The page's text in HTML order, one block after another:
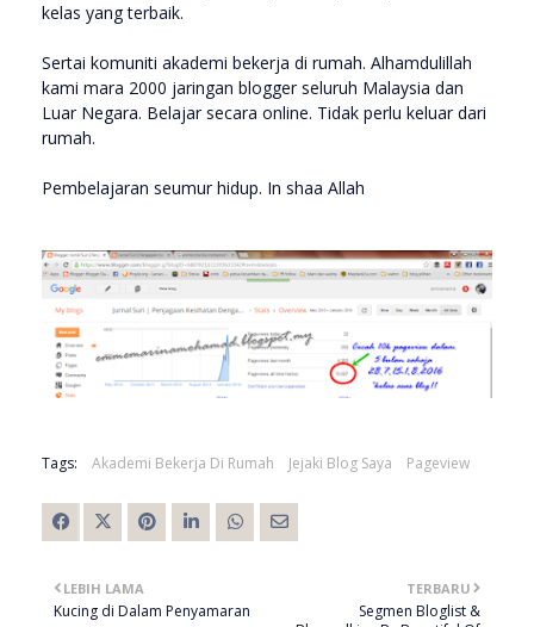
kelas yang terbaik.
Sertai komuniti akademi bekerja di rumah. Alhamdulillah
kami mara 2000 jaringan blogger seluruh Malaysia dan
Luar Negara. Belajar secara online. Tidak perlu keluar dari
rumah.
Pembelajaran seumur hidup. In shaa Allah
Tags: Akademi Bekerja Di Rumah Jejaki Blog Saya Pageview
TERBARU
Segmen Bloglist &
LEBIH LAMA
Kucing di Dalam Penyamaran